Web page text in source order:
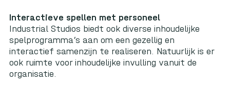
Interactieve spellen met personeel
Industrial Studios biedt ook diverse inhoudelijke
spelprogramma’s aan om een gezellig en
interactief samenzijn te realiseren. Natuurlijk is er
ook ruimte voor inhoudelijke invulling vanuit de
organisatie.